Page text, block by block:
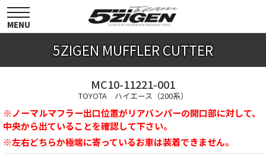
toggle
navigation
MENU
5ZIGEN MUFFLER CUTTER
MC10-11221-001
TOYOTA ハイエース（200系）
※ノーマルマフラー出口位置がリアバンパーの開口部に対して、
中央から出ていることを確認して下さい。
※左右どちらか極端に寄っているお車は装着できません。